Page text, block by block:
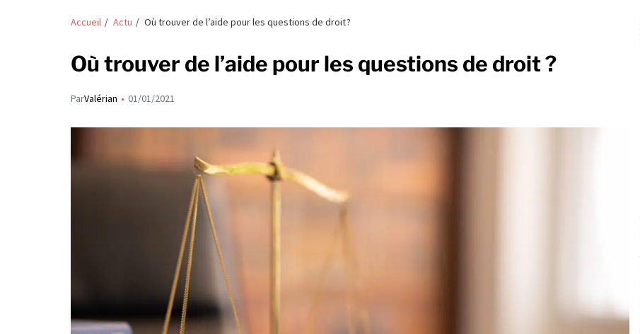
Accueil Actu Où trouver de l’aide pour les questions de droit ?
Où trouver de l’aide pour les questions de droit ?
ParValérian 01/01/2021